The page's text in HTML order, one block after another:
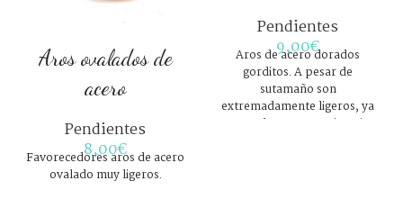
Aros ovalados de
acero
Pendientes
8,00€
Favorecedores aros de acero
ovalado muy ligeros.
Pendientes
9,00€
Aros de acero dorados
gorditos. A pesar de
sutamaño son
extremadamente ligeros, ya
que son huecos en su interior.